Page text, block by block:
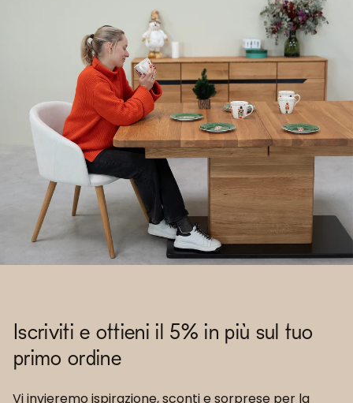
Iscriviti e ottieni il 5% in più sul tuo
primo ordine
Vi invieremo ispirazione, sconti e sorprese per la